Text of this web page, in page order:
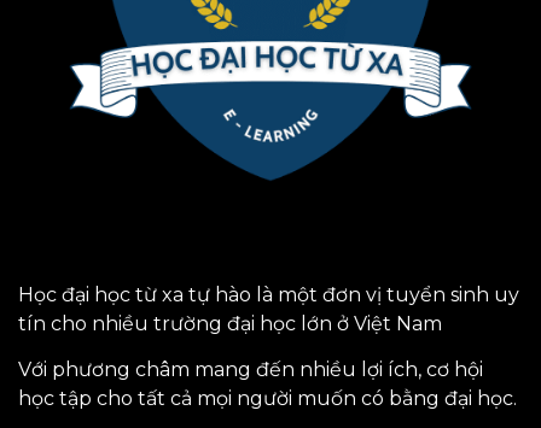
Học đại học từ xa tự hào là một đơn vị tuyển sinh uy
tín cho nhiều trường đại học lớn ở Việt Nam
Với phương châm mang đến nhiều lợi ích, cơ hội
học tập cho tất cả mọi người muốn có bằng đại học.